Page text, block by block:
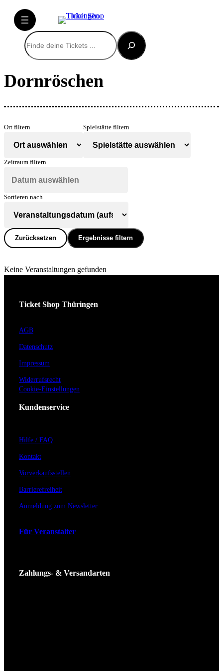
Suchen
Dornröschen
Ort filtern Spielstätte filtern
Zeitraum filtern
Sortieren nach
Zurücksetzen Ergebnisse filtern
Keine Veranstaltungen gefunden
Ticket Shop Thüringen
AGB
Datenschutz
Impressum
Widerrufsrecht
Cookie-Einstellungen
Kundenservice
Hilfe / FAQ
Kontakt
Vorverkaufsstellen
Barrierefreiheit
Anmeldung zum Newsletter
Für Veranstalter
Zahlungs- & Versandarten